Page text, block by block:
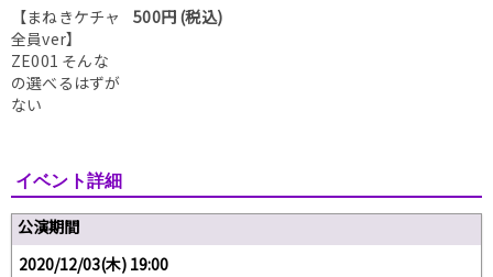
【まねきケチャ
全員ver】
ZE001 そんな
の選べるはずが
ない
500円 (税込)
イベント詳細
公演期間
2020/12/03(木) 19:00